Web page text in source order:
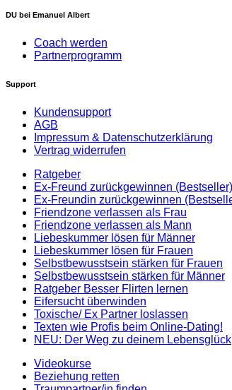
DU bei Emanuel Albert
Coach werden
Partnerprogramm
Support
Kundensupport
AGB
Impressum & Datenschutzerklärung
Vertrag widerrufen
Ratgeber
Ex-Freund zurückgewinnen (Bestseller)
Ex-Freundin zurückgewinnen
Friendzone verlassen als Frau
Friendzone verlassen als Mann
Liebeskummer lösen für Männer
Liebeskummer lösen für Frauen
Selbstbewusstsein stärken für Frauen
Selbstbewusstsein stärken für Männer
Ratgeber Besser Flirten lernen
Eifersucht überwinden
Toxische/ Ex Partner loslassen
Texten wie Profis beim Online-Dating!
NEU: Der Weg zu deinem Lebensglück
Videokurse
Beziehung retten